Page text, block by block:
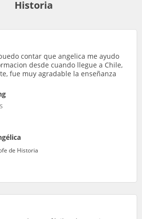
Historia
contar que angelica me ayudo
desde cuando llegue a Chile,
fue muy agradable la enseñanza
de Historia